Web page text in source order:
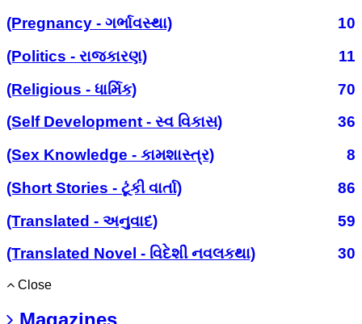
(Pregnancy - ગર્ભાવસ્થા)
10
(Politics - રાજકારણ)
11
(Religious - ધાર્મિક)
70
(Self Development - સ્વ વિકાસ)
36
(Sex Knowledge - કામશાસ્ત્ર)
8
(Short Stories - ટૂંકી વાર્તા)
86
(Translated - અનુવાદ)
59
(Translated Novel - વિદેશી નવલકથા)
30
Close
Magazines